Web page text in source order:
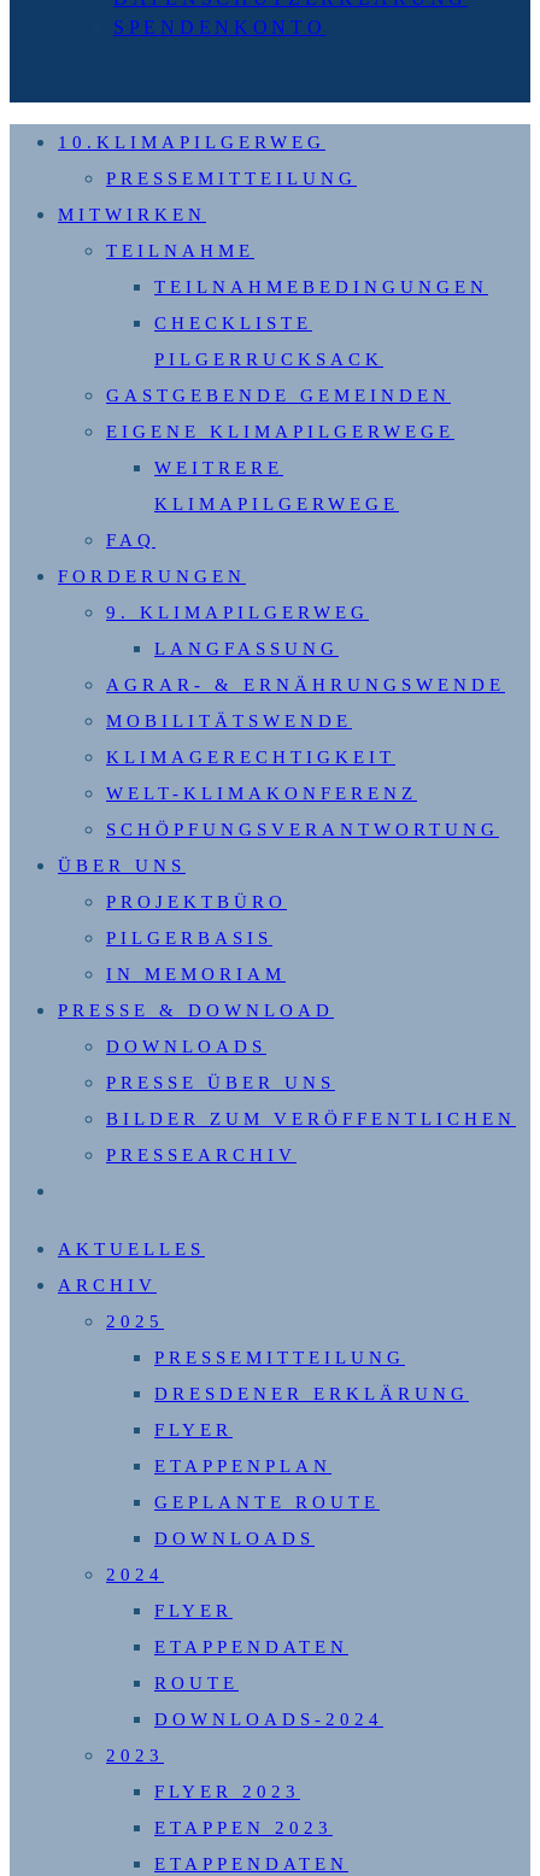
SPENDENKONTO
10.KLIMAPILGERWEG
PRESSEMITTEILUNG
MITWIRKEN
TEILNAHME
TEILNAHMEBEDINGUNGEN
CHECKLISTE
PILGERRUCKSACK
GASTGEBENDE GEMEINDEN
EIGENE KLIMAPILGERWEGE
WEITRERE
KLIMAPILGERWEGE
FAQ
FORDERUNGEN
9. KLIMAPILGERWEG
LANGFASSUNG
AGRAR- & ERNÄHRUNGSWENDE
MOBILITÄTSWENDE
KLIMAGERECHTIGKEIT
WELT-KLIMAKONFERENZ
SCHÖPFUNGSVERANTWORTUNG
ÜBER UNS
PROJEKTBÜRO
PILGERBASIS
IN MEMORIAM
PRESSE & DOWNLOAD
DOWNLOADS
PRESSE ÜBER UNS
BILDER ZUM VERÖFFENTLICHEN
PRESSEARCHIV
UMSCHALTEN
AKTUELLES
ARCHIV
2025
PRESSEMITTEILUNG
DRESDENER ERKLÄRUNG
FLYER
ETAPPENPLAN
GEPLANTE ROUTE
DOWNLOADS
2024
FLYER
ETAPPENDATEN
ROUTE
DOWNLOADS-2024
2023
FLYER 2023
ETAPPEN 2023
ETAPPENDATEN